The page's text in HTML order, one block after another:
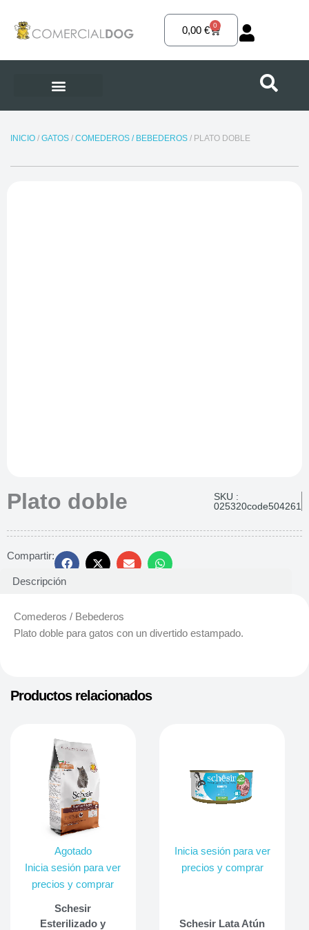
contenido
0,00€ 0
Carrito
INICIO/ GATOS/ COMEDEROS / BEBEDEROS/ PLATO DOBLE
Plato doble
SKU :
025320code504261
Compartir:
Descripción
Comederos / Bebederos
Plato doble para gatos con un divertido estampado.
Productos relacionados
Agotado
Inicia sesión para ver
precios y comprar
Schesir
Esterilizado y
Inicia sesión para ver
precios y comprar
Schesir Lata Atún